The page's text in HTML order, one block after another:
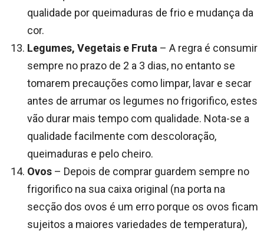
qualidade por queimaduras de frio e mudança da
cor.
Legumes, Vegetais e Fruta – A regra é consumir
sempre no prazo de 2 a 3 dias, no entanto se
tomarem precauções como limpar, lavar e secar
antes de arrumar os legumes no frigorifico, estes
vão durar mais tempo com qualidade. Nota-se a
qualidade facilmente com descoloração,
queimaduras e pelo cheiro.
Ovos – Depois de comprar guardem sempre no
frigorifico na sua caixa original (na porta na
secção dos ovos é um erro porque os ovos ficam
sujeitos a maiores variedades de temperatura),